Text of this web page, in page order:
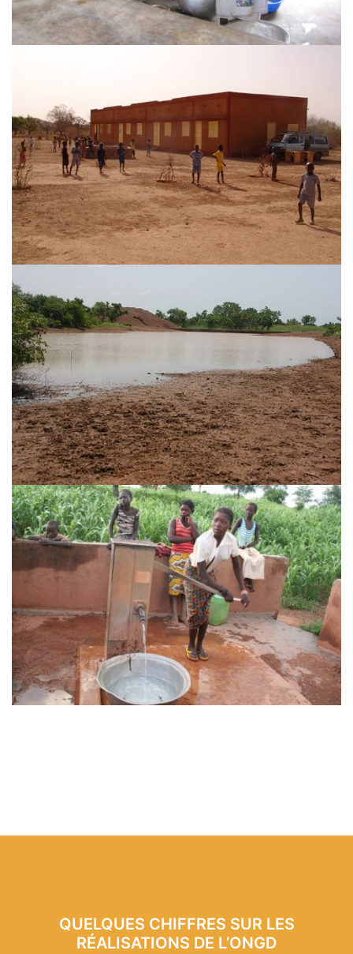
QUELQUES CHIFFRES SUR LES
RÉALISATIONS DE L’ONGD